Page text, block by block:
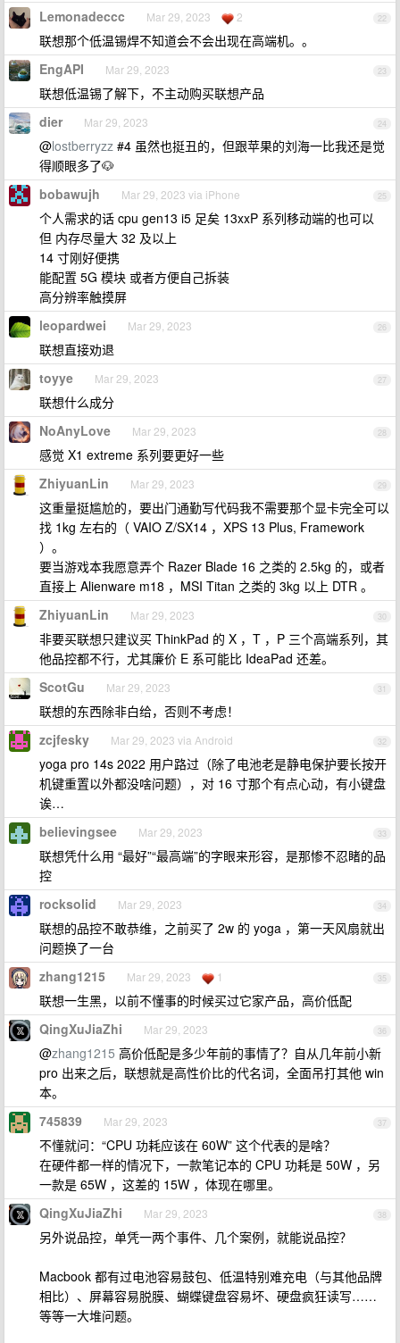
22
Lemonadeccc Mar 29, 2023 2
联想那个低温锡焊不知道会不会出现在高端机。。
23
EngAPI Mar 29, 2023
联想低温锡了解下，不主动购买联想产品
24
dier Mar 29, 2023
@lostberryzz #4 虽然也挺丑的，但跟苹果的刘海一比我还是觉
得顺眼多了🐶
25
bobawujh Mar 29, 2023 via iPhone
个人需求的话 cpu gen13 i5 足矣 13xxP 系列移动端的也可以
但 内存尽量大 32 及以上
14 寸刚好便携
能配置 5G 模块 或者方便自己拆装
高分辨率触摸屏
26
leopardwei Mar 29, 2023
联想直接劝退
27
toyye Mar 29, 2023
联想什么成分
28
NoAnyLove Mar 29, 2023
感觉 X1 extreme 系列要更好一些
29
ZhiyuanLin Mar 29, 2023
这重量挺尴尬的，要出门通勤写代码我不需要那个显卡完全可以
找 1kg 左右的（ VAIO Z/SX14 ，XPS 13 Plus, Framework
）。
要当游戏本我愿意弄个 Razer Blade 16 之类的 2.5kg 的，或者
直接上 Alienware m18 ，MSI Titan 之类的 3kg 以上 DTR 。
30
ZhiyuanLin Mar 29, 2023
非要买联想只建议买 ThinkPad 的 X ，T ，P 三个高端系列，其
他品控都不行，尤其廉价 E 系可能比 IdeaPad 还差。
31
ScotGu Mar 29, 2023
联想的东西除非白给，否则不考虑！
32
zcjfesky Mar 29, 2023 via Android
yoga pro 14s 2022 用户路过（除了电池老是静电保护要长按开
机键重置以外都没啥问题），对 16 寸那个有点心动，有小键盘
诶…
33
believingsee Mar 29, 2023
联想凭什么用 “最好”“最高端”的字眼来形容，是那惨不忍睹的品
控
34
rocksolid Mar 29, 2023
联想的品控不敢恭维，之前买了 2w 的 yoga ，第一天风扇就出
问题换了一台
35
zhang1215 Mar 29, 2023 1
联想一生黑，以前不懂事的时候买过它家产品，高价低配
36
QingXuJiaZhi Mar 29, 2023
@zhang1215 高价低配是多少年前的事情了？自从几年前小新
pro 出来之后，联想就是高性价比的代名词，全面吊打其他 win
本。
37
745839 Mar 29, 2023
不懂就问：“CPU 功耗应该在 60W” 这个代表的是啥？
在硬件都一样的情况下，一款笔记本的 CPU 功耗是 50W ，另
一款是 65W ，这差的 15W ，体现在哪里。
38
QingXuJiaZhi Mar 29, 2023
另外说品控，单凭一两个事件、几个案例，就能说品控？
Macbook 都有过电池容易鼓包、低温特别难充电（与其他品牌
相比）、屏幕容易脱膜、蝴蝶键盘容易坏、硬盘疯狂读写……
等等一大堆问题。